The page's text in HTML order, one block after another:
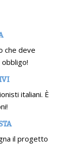
che deve
italiani. È
il progetto